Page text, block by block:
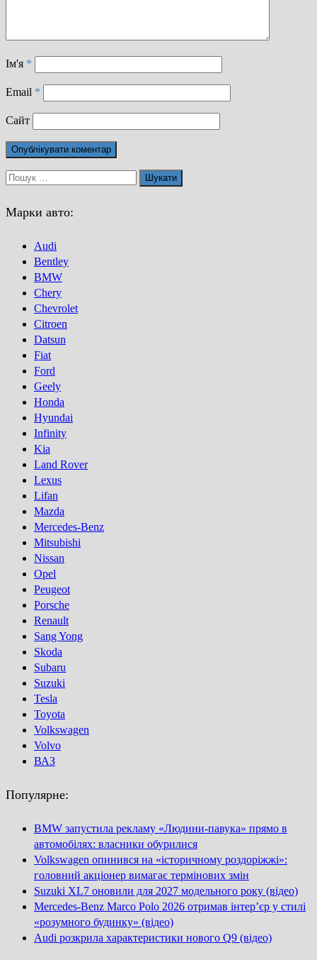
Ім'я *
Email *
Сайт
Пошук:
Марки авто:
Audi
Bentley
BMW
Chery
Chevrolet
Citroen
Datsun
Fiat
Ford
Geely
Honda
Hyundai
Infinity
Kia
Land Rover
Lexus
Lifan
Mazda
Mercedes-Benz
Mitsubishi
Nissan
Opel
Peugeot
Porsсhe
Renault
Sang Yong
Skoda
Subaru
Suzuki
Tesla
Toyota
Volkswagen
Volvo
ВАЗ
Популярне:
BMW запустила рекламу «Людини-павука» прямо в
автомобілях: власники обурилися
Volkswagen опинився на «історичному роздоріжжі»:
головний акціонер вимагає термінових змін
Suzuki XL7 оновили для 2027 модельного року (відео)
Mercedes-Benz Marco Polo 2026 отримав інтер’єр у стилі
«розумного будинку» (відео)
Audi розкрила характеристики нового Q9 (відео)